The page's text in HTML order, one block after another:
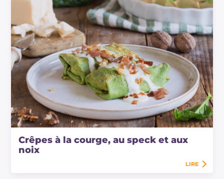
Crêpes à la courge, au speck et aux
noix
LIRE